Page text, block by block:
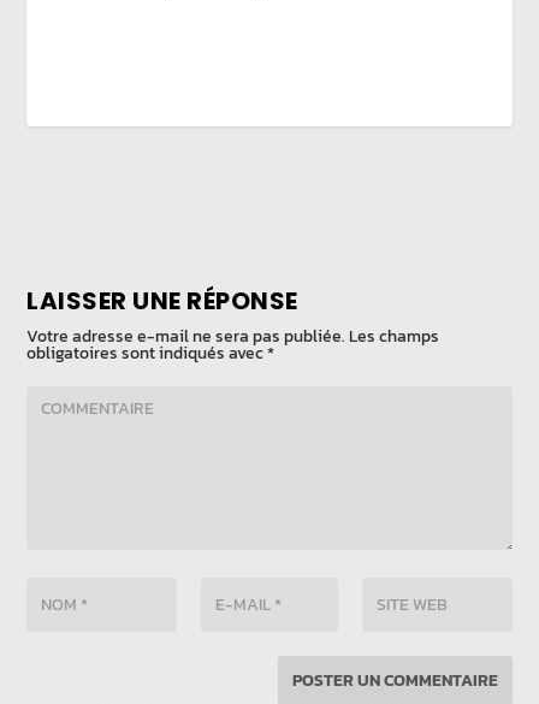
LAISSER UNE RÉPONSE
Votre adresse e-mail ne sera pas publiée. Les champs
obligatoires sont indiqués avec*